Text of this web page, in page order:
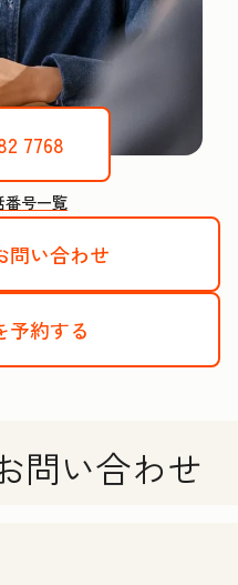
7768
番号一覧
問い合わせ
予約する
問い合わせ